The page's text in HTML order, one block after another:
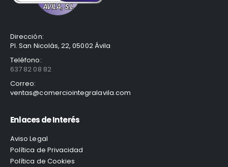
Dirección:
Pl. San Nicolás, 22, 05002 Ávila
Teléfono:
637 82 08 82
Correo:
ventas@comerciointegralavila.com
Enlaces de Interés
Aviso Legal
Política de Privacidad
Política de Cookies